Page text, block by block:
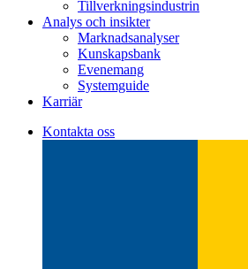
Tillverkningsindustrin
Analys och insikter
Marknadsanalyser
Kunskapsbank
Evenemang
Systemguide
Karriär
Kontakta oss